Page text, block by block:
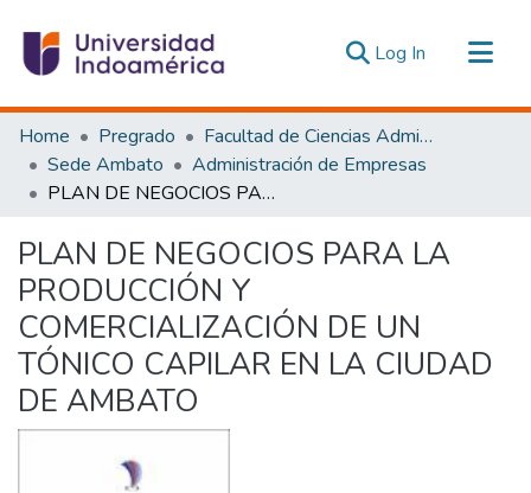
Log In (current)
Communities & Collections
All of DSpace
Statistics
Home Pregrado
Facultad de Ciencias Administrativas y Económicas
Sede Ambato
Administración de Empresas
PLAN DE NEGOCIOS PARA LA PRODUCCIÓN Y COMERCIALIZACIÓN DE UN TÓNICO CAPILAR EN LA CIUDAD DE AMBATO
PLAN DE NEGOCIOS PARA LA
PRODUCCIÓN Y
COMERCIALIZACIÓN DE UN
TÓNICO CAPILAR EN LA CIUDAD
DE AMBATO